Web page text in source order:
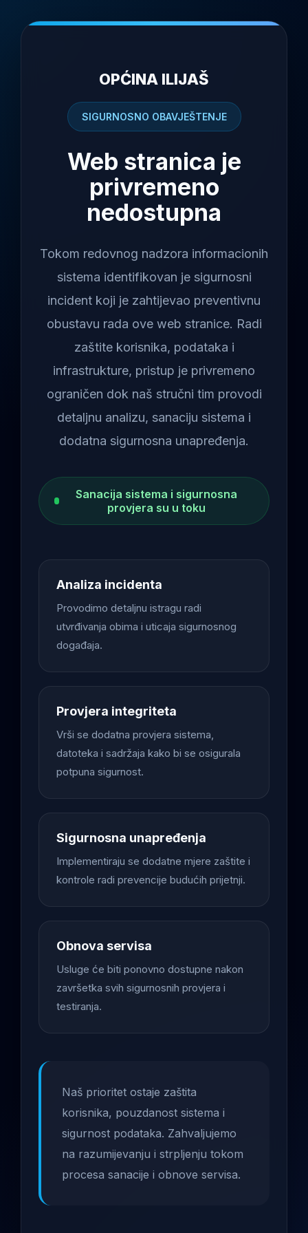
OPĆINA ILIJAŠ
SIGURNOSNO OBAVJEŠTENJE
Web stranica je
privremeno
nedostupna
Tokom redovnog nadzora informacionih
sistema identifikovan je sigurnosni
incident koji je zahtijevao preventivnu
obustavu rada ove web stranice. Radi
zaštite korisnika, podataka i
infrastrukture, pristup je privremeno
ograničen dok naš stručni tim provodi
detaljnu analizu, sanaciju sistema i
dodatna sigurnosna unapređenja.
Sanacija sistema i sigurnosna
provjera su u toku
Analiza incidenta
Provodimo detaljnu istragu radi
utvrđivanja obima i uticaja sigurnosnog
događaja.
Provjera integriteta
Vrši se dodatna provjera sistema,
datoteka i sadržaja kako bi se osigurala
potpuna sigurnost.
Sigurnosna unapređenja
Implementiraju se dodatne mjere zaštite i
kontrole radi prevencije budućih prijetnji.
Obnova servisa
Usluge će biti ponovno dostupne nakon
završetka svih sigurnosnih provjera i
testiranja.
Naš prioritet ostaje zaštita
korisnika, pouzdanost sistema i
sigurnost podataka. Zahvaljujemo
na razumijevanju i strpljenju tokom
procesa sanacije i obnove servisa.